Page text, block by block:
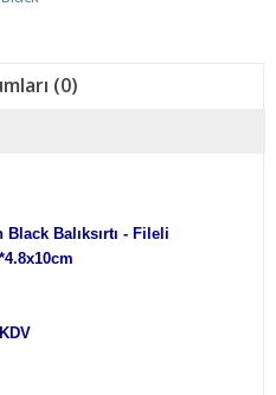
(0)
Black Balıksırtı - Fileli